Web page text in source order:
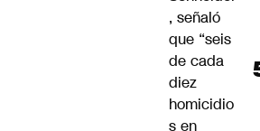
, señaló
que “seis
de cada
diez
homicidio
s en